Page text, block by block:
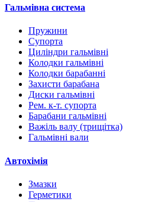
Гальмівна система
Пружини
Супорта
Циліндри гальмівні
Колодки гальмівні
Колодки барабанні
Захисти барабана
Диски гальмівні
Рем. к-т. супорта
Барабани гальмівні
Важіль валу (трищітка)
Гальмівні вали
Автохімія
Змазки
Герметики